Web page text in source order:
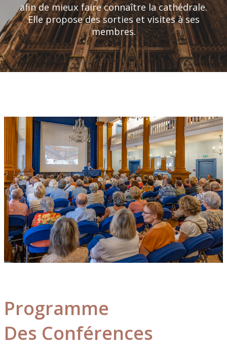
afin de mieux faire connaître la cathédrale.
Elle propose des sorties et visites à ses
membres.
Programme
Des Conférences